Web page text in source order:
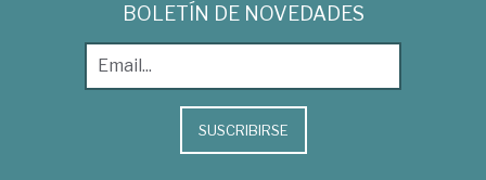
BOLETÍN DE NOVEDADES
SUSCRIBIRSE